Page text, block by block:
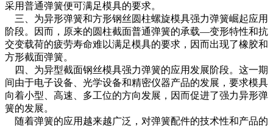
采用普通弹簧便可满足模具的要求。
三、为异形弹簧和方形钢丝圆柱螺旋模具强力弹簧崛起应用
阶段。因而，原来的圆柱截面普通弹簧的承载—变形特性和抗
交变载荷的疲劳寿命难以满足模具的要求，因而出现了橡胶和
方形截面弹簧。
四、为异型截面钢丝模具强力弹簧的应用发展阶段。这一期
间由于电子设备、光学设备和精密仪器产品的发展，要求模具
向着小型、高速、多工位的方向发展，因而促进了强力异形弹
簧的发展。
随着弹簧的应用越来越广泛，对弹簧配件的技术性和产品的